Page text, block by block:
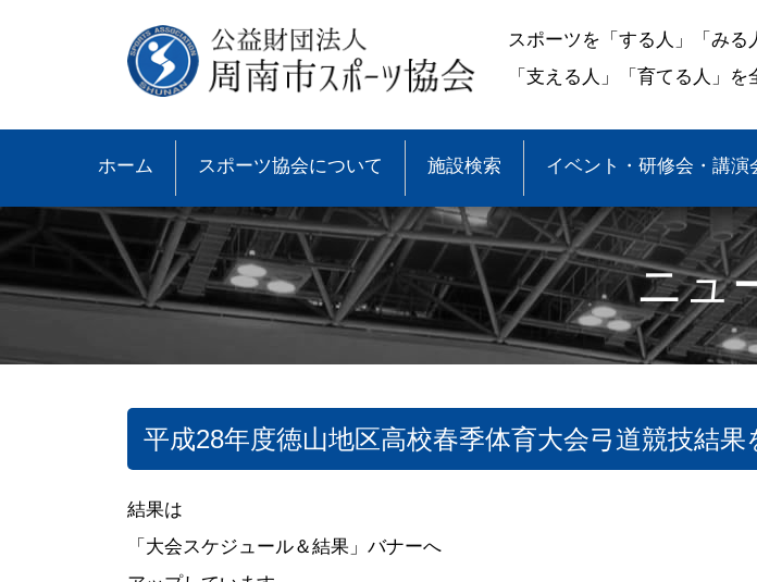
スポーツを「する人」「みる
「支える人」「育てる人」
ホーム スポーツ協会について
●諸規則
●特別委員会運営規程
●
施設検索 イベント・研修会・講演
●大会情報＆結果
●スポーツ少年団とは
●登録スポーツ少年団
●スポーツ少年団大会情報
●
ニュ
平成28年度徳山地区高校春季体育大会弓道競技結果
結果は
「大会スケジュール＆結果」バナーへ